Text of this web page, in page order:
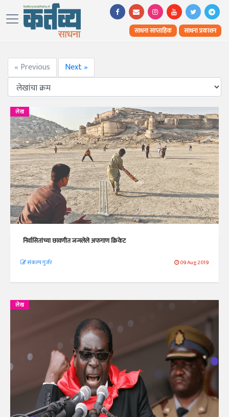
साधना साप्ताहिक साधना प्रकाशन
« Previous Next »
लेख
निर्वासितांच्या छावणीत जन्मलेले अफगाण क्रिकेट
संकल्प गुर्जर 09 Aug 2019
लेख